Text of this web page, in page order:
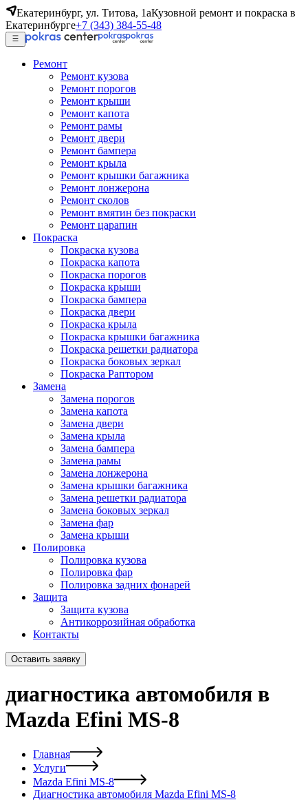
Екатеринбург, ул. Титова, 1аКузовной ремонт и покраска в
Екатеринбурге+7 (343) 384-55-48
Ремонт
Ремонт кузова
Ремонт порогов
Ремонт крыши
Ремонт капота
Ремонт рамы
Ремонт двери
Ремонт бампера
Ремонт крыла
Ремонт крышки багажника
Ремонт лонжерона
Ремонт сколов
Ремонт вмятин без покраски
Ремонт царапин
Покраска
Покраска кузова
Покраска капота
Покраска порогов
Покраска крыши
Покраска бампера
Покраска двери
Покраска крыла
Покраска крышки багажника
Покраска решетки радиатора
Покраска боковых зеркал
Покраска Раптором
Замена
Замена порогов
Замена капота
Замена двери
Замена крыла
Замена бампера
Замена рамы
Замена лонжерона
Замена крышки багажника
Замена решетки радиатора
Замена боковых зеркал
Замена фар
Замена крыши
Полировка
Полировка кузова
Полировка фар
Полировка задних фонарей
Защита
Защита кузова
Антикоррозийная обработка
Контакты
Оставить заявку
диагностика автомобиля в
Mazda Efini MS-8
Главная
Услуги
Mazda Efini MS-8
Диагностика автомобиля Mazda Efini MS-8